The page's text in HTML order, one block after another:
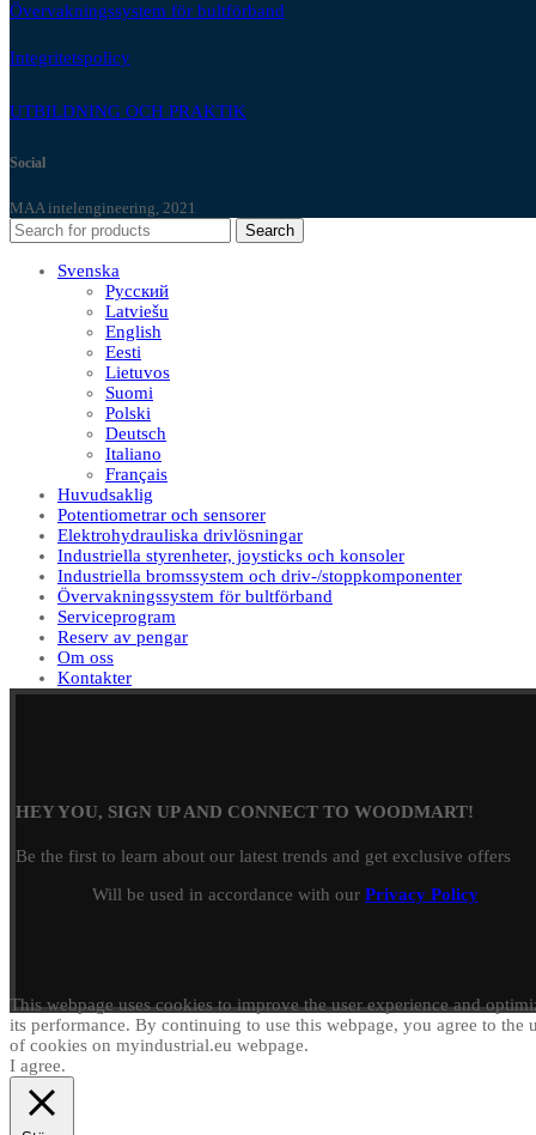
Övervakningssystem för bultförband
Integritetspolicy
UTBILDNING OCH PRAKTIK
Social
MAA intelengineering, 2021
Search
Svenska
Русский
Latviešu
English
Eesti
Lietuvos
Suomi
Polski
Deutsch
Italiano
Français
Huvudsaklig
Potentiometrar och sensorer
Elektrohydrauliska drivlösningar
Industriella styrenheter, joysticks och konsoler
Industriella bromssystem och driv-/stoppkomponenter
Övervakningssystem för bultförband
Serviceprogram
Reserv av pengar
Om oss
Kontakter
HEY YOU, SIGN UP AND CONNECT TO WOODMART!
Be the first to learn about our latest trends and get exclusive offers
Will be used in accordance with our Privacy Policy
This webpage uses cookies to improve the user experience and
its performance. By continuing to use this webpage, you agree to the
of cookies on myindustrial.eu webpage.
I agree.